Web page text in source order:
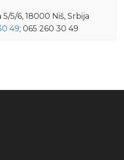
5/6, 18000 Niš, Srbija
49; 065 260 30 49